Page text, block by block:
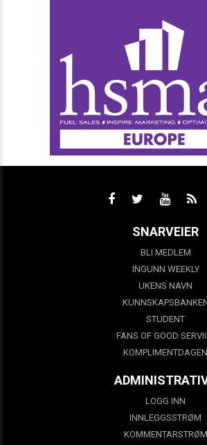
SNARVEIER
BLI MEDLEM
INGUNN WEEKLY
UKENS NAVN
STUDENT
FANS OF GOOD
KOMPLIMENTDAGEN
LOGG INN
INNLEGGSSTRØM
KOMMENTARSTRØM